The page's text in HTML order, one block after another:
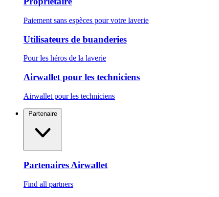
Paiement sans espèces pour votre laverie
Utilisateurs de buanderies
Pour les héros de la laverie
Airwallet pour les techniciens
Airwallet pour les techniciens
Partenaires Airwallet
Find all partners